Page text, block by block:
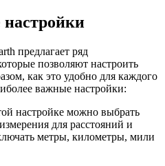
настройки
предлагает ряд
позволяют настроить
как это удобно для каждого
важные настройки:
настройке можно выбрать
для расстояний и
метры, километры, мили